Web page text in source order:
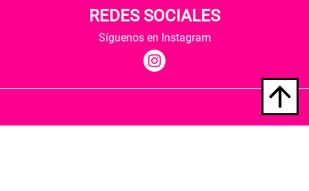
REDES SOCIALES
Síguenos en Instagram